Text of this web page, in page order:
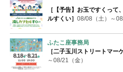
［【予告】お玉ですくっ
ルすくい］ 08/08（土）～
ふたこ座事務局
［二子玉川ストリートマー
～08/21（金）